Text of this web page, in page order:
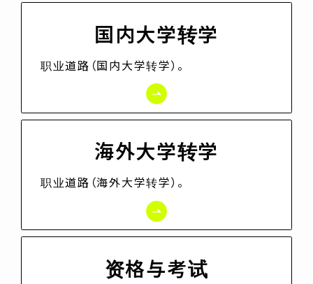
国内大学转学
职业道路（国内大学转学）。
海外大学转学
职业道路（海外大学转学）。
资格与考试